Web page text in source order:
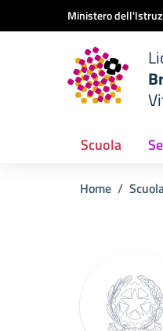
Vai ai contenuti
Vai al menu di navigazione
Ministero
Scuola
Home